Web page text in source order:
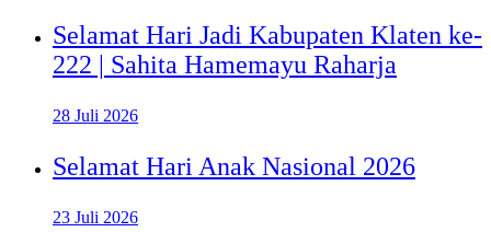
Selamat Hari Jadi Kabupaten Klaten ke-
222 | Sahita Hamemayu Raharja
28 Juli 2026
Selamat Hari Anak Nasional 2026
23 Juli 2026